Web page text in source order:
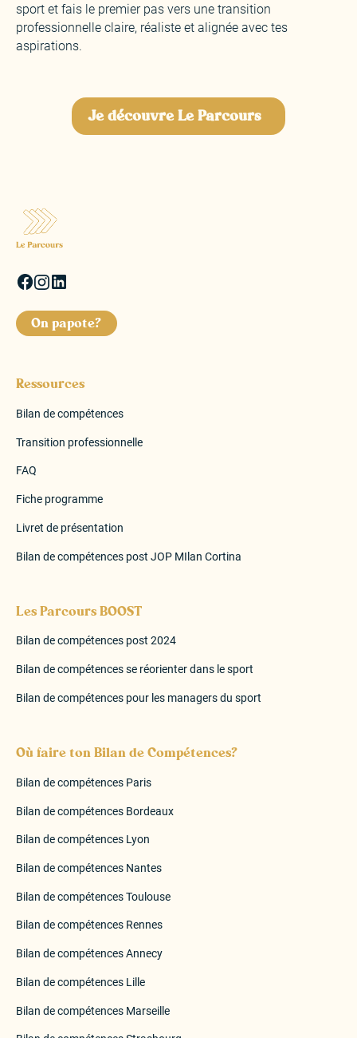
sport et fais le premier pas vers une transition
professionnelle claire, réaliste et alignée avec tes
aspirations.
Je découvre Le Parcours
On papote?
Ressources
Bilan de compétences
Transition professionnelle
FAQ
Fiche programme
Livret de présentation
Bilan de compétences post JOP MIlan Cortina
Les Parcours BOOST
Bilan de compétences post 2024
Bilan de compétences se réorienter dans le sport
Bilan de compétences pour les managers du sport
Où faire ton Bilan de Compétences?
Bilan de compétences Paris
Bilan de compétences Bordeaux
Bilan de compétences Lyon
Bilan de compétences Nantes
Bilan de compétences Toulouse
Bilan de compétences Rennes
Bilan de compétences Annecy
Bilan de compétences Lille
Bilan de compétences Marseille